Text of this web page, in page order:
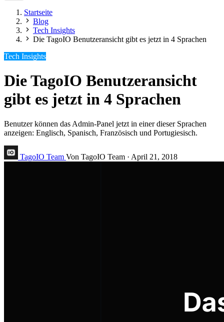
Startseite
Blog
Tech Insights
Die TagoIO Benutzeransicht gibt es jetzt in 4 Sprachen
Tech Insights
Die TagoIO Benutzeransicht
gibt es jetzt in 4 Sprachen
Benutzer können das Admin-Panel jetzt in einer dieser Sprachen
anzeigen: Englisch, Spanisch, Französisch und Portugiesisch.
TagoIO Team Von TagoIO Team · April 21, 2018